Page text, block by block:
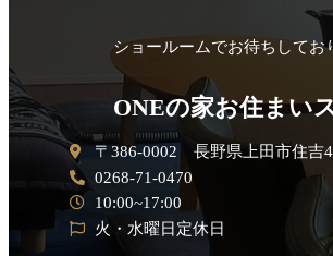
ショールームでお待ちしてお
ONEの家お住まい
〒386-0002 長野県上田市住吉
0268-71-0470
10:00~17:00
火・水曜日定休日